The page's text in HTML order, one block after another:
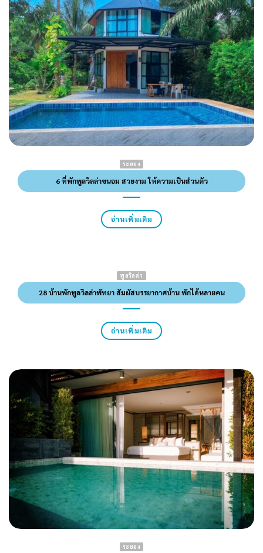
ระยอง
6 ที่พักพูลวิลล่าขนอม สวยงาม ให้ความเป็นส่วนตัว
อ่านเพิ่มเติม
พูลวิลล่า
28 บ้านพักพูลวิลล่าพัทยา สัมผัสบรรยากาศบ้าน พักได้หลายคน
อ่านเพิ่มเติม
ระยอง